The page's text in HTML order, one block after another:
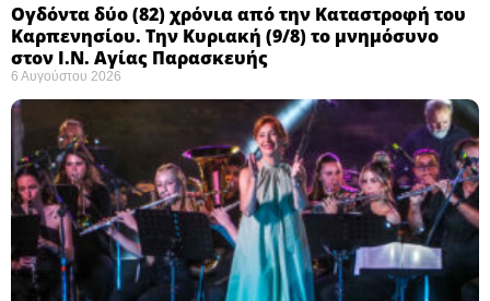
Ογδόντα δύο (82) χρόνια από την Καταστροφή του
Καρπενησίου. Την Κυριακή (9/8) το μνημόσυνο
στον Ι.Ν. Αγίας Παρασκευής
6 Αυγούστου 2026